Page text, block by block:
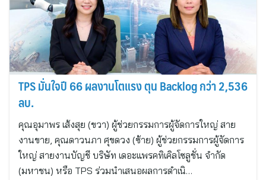
TPS มั่นใจปี 66 ผลงานโตแรง ตุน Backlog กว่า 2,536
ลบ.
คุณอุมาพร เส้งสุย (ขวา) ผู้ช่วยกรรมการผู้จัดการใหญ่ สาย
งานขาย, คุณดาวนภา ศุขดวง (ซ้าย) ผู้ช่วยกรรมการผู้จัดการ
ใหญ่ สายงานบัญชี บริษัท เดอะแพรคทิเคิลโซลูชั่น จำกัด
(มหาชน) หรือ TPS ร่วมนำเสนอผลการดำเนิ…